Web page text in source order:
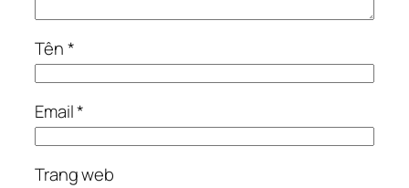
Tên*
Email*
Trang web